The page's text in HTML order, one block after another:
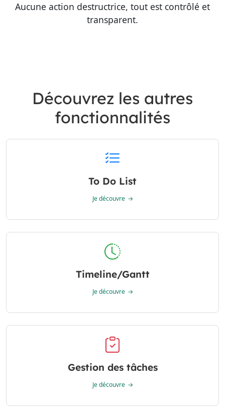
Aucune action destructrice, tout est contrôlé et
transparent.
Découvrez les autres
fonctionnalités
To Do List
Je découvre
Timeline/Gantt
Je découvre
Gestion des tâches
Je découvre